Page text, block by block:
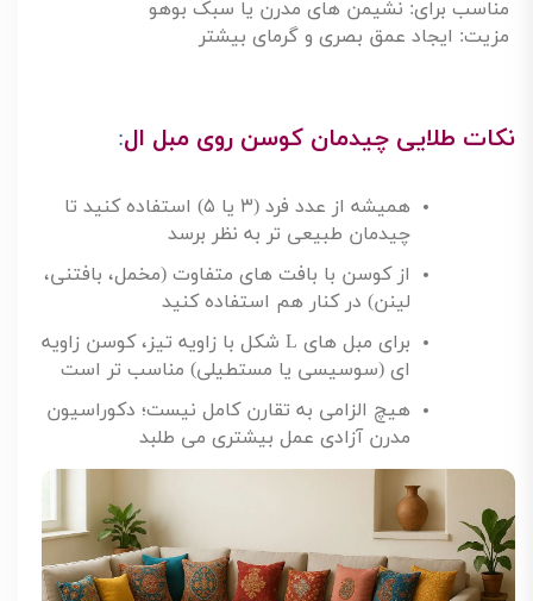
مناسب برای: نشیمن های مدرن یا سبک بوهو
مزیت: ایجاد عمق بصری و گرمای بیشتر
نکات طلایی چیدمان کوسن روی مبل ال:
همیشه از عدد فرد (۳ یا ۵) استفاده کنید تا
چیدمان طبیعی تر به نظر برسد
از کوسن با بافت های متفاوت (مخمل، بافتنی،
لینن) در کنار هم استفاده کنید
برای مبل های
شکل با زاویه تیز، کوسن زاویه
ای (سوسیسی یا مستطیلی) مناسب تر است
هیچ الزامی به تقارن کامل نیست؛ دکوراسیون
مدرن آزادی عمل بیشتری می طلبد